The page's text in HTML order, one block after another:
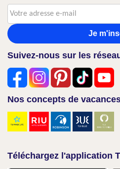
Je
Suivez-nous sur les
Nos concepts de
Téléchargez l'application